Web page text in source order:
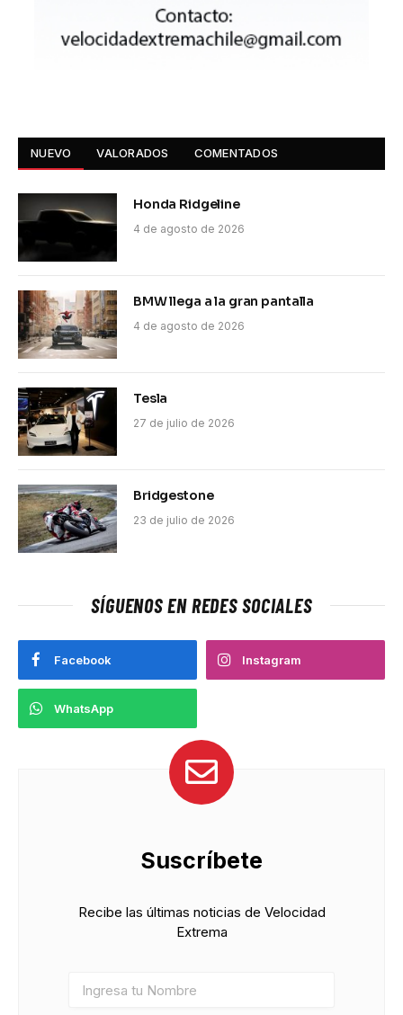
NUEVO VALORADOS COMENTADOS
Honda Ridgeline
4 de agosto de 2026
BMW llega a la gran pantalla
4 de agosto de 2026
Tesla
27 de julio de 2026
Bridgestone
23 de julio de 2026
SÍGUENOS EN REDES SOCIALES
Facebook Instagram
WhatsApp
Suscríbete
Recibe las últimas noticias de Velocidad
Extrema